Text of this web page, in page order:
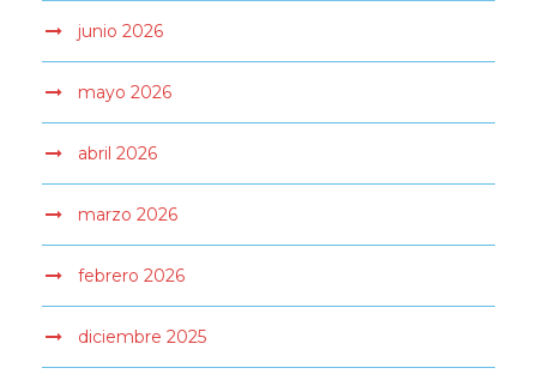
junio 2026
mayo 2026
abril 2026
marzo 2026
febrero 2026
diciembre 2025